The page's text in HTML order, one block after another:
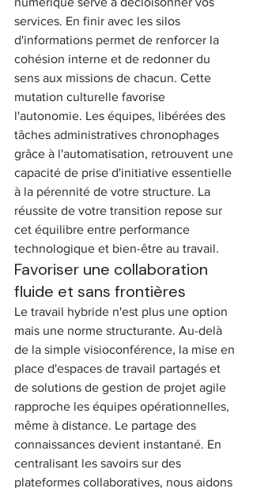
services. En finir avec les silos
d'informations permet de renforcer la
cohésion interne et de redonner du
sens aux missions de chacun. Cette
mutation culturelle favorise
l'autonomie. Les équipes, libérées des
tâches administratives chronophages
grâce à l'automatisation, retrouvent une
capacité de prise d'initiative essentielle
à la pérennité de votre structure. La
réussite de votre transition repose sur
cet équilibre entre performance
technologique et bien-être au travail.
Favoriser une collaboration
fluide et sans frontières
Le travail hybride n'est plus une option
mais une norme structurante. Au-delà
de la simple visioconférence, la mise en
place d'espaces de travail partagés et
de solutions de gestion de projet agile
rapproche les équipes opérationnelles,
même à distance. Le partage des
connaissances devient instantané. En
centralisant les savoirs sur des
plateformes collaboratives, nous aidons